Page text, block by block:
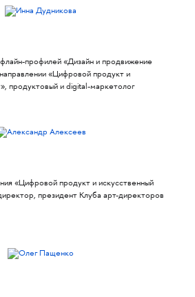
профилей «Дизайн и продвижение
«Цифровой продукт и
продуктовый и digital-маркетолог
«Цифровой продукт и искусственный
президент Клуба арт-директоров